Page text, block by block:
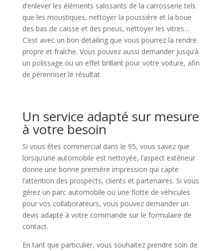
d’enlever les éléments salissants de la carrosserie tels
que les moustiques, nettoyer la poussière et la boue
des bas de caisse et des pneus, nettoyer les vitres…
C’est avec un bon detailing que vous pourrez la rendre
propre et fraîche. Vous pouvez aussi demander jusqu’à
un polissage ou un effet brillant pour votre voiture, afin
de pérenniser le résultat.
Un service adapté sur mesure
à votre besoin
Si vous êtes commercial dans le 95, vous savez que
lorsqu’une automobile est nettoyée, l’aspect extérieur
donne une bonne première impression qui capte
l’attention des prospects, clients et partenaires. Si vous
gérez un parc automobile ou une flotte de véhicules
pour vos collaborateurs, vous pouvez demander un
devis adapté à votre commande sur le formulaire de
contact.
En tant que particulier, vous souhaitez prendre soin de